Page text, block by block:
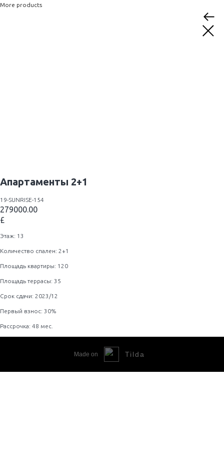
More products
Апартаменты 2+1
19-SUNRISE-154
279000.00
£
Этаж: 13
Количество спален: 2+1
Площадь квартиры: 120
Площадь террасы: 35
Срок сдачи: 2023/12
Первый взнос: 30%
Рассрочка: 48 мес.
Made on Tilda